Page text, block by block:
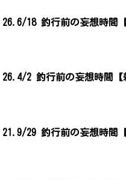
26.6/18 釣行前の妄想時間【
26.4/2 釣行前の妄想時間【
21.9/29 釣行前の妄想時間